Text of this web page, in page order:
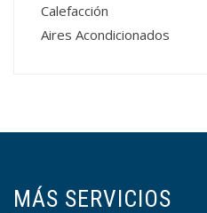
Calefacción
Aires Acondicionados
MÁS SERVICIOS